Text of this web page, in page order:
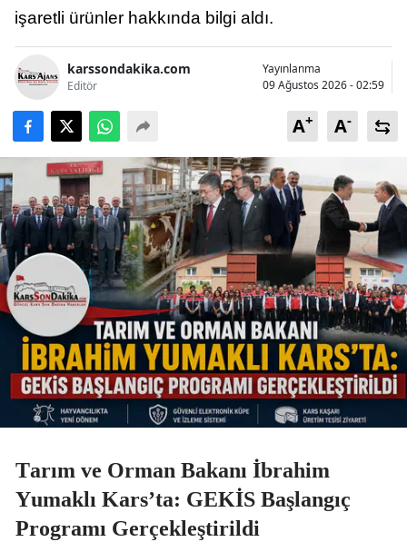
işaretli ürünler hakkında bilgi aldı.
karssondakika.com
Editör
Yayınlanma
09 Ağustos 2026 - 02:59
A+ A-
Tarım ve Orman Bakanı İbrahim
Yumaklı Kars’ta: GEKİS Başlangıç
Programı Gerçekleştirildi